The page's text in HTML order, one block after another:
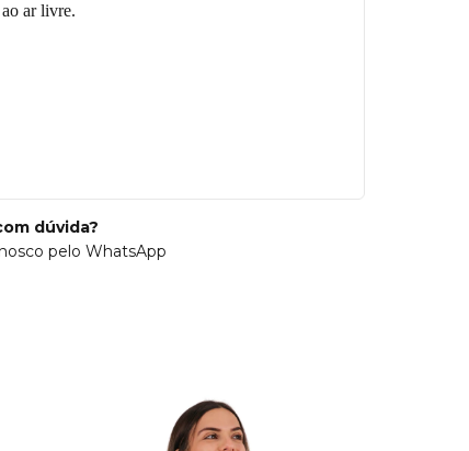
ar livre.
dúvida?
pelo WhatsApp